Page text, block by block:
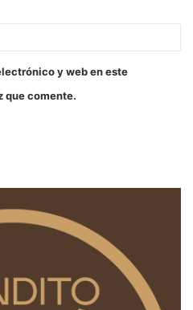
y web en este
que comente.